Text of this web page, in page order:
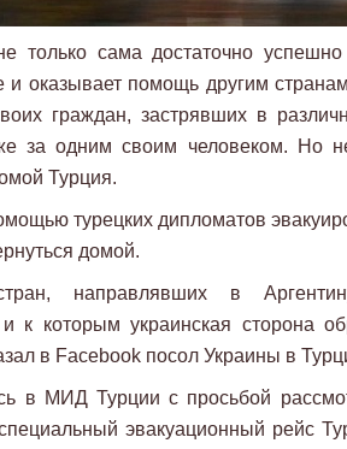
только сама достаточно
и оказывает помощь другим
граждан, застрявших в
за одним своим человеком. Но
Турция.
турецких дипломатов
домой.
направлявших в
и к которым украинская сторона
в Facebook посол Украины в
в МИД Турции с просьбой
эвакуационный рейс